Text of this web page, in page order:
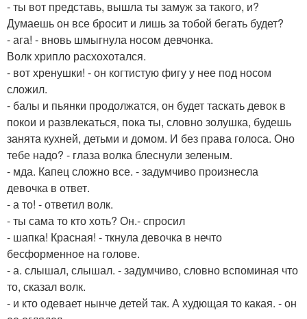
- ты вот представь, вышла ты замуж за такого, и?
Думаешь он все бросит и лишь за тобой бегать будет?
- ага! - вновь шмыгнула носом девчонка.
Волк хрипло расхохотался.
- вот хренушки! - он когтистую фигу у нее под носом
сложил.
- балы и пьянки продолжатся, он будет таскать девок в
покои и развлекаться, пока ты, словно золушка, будешь
занята кухней, детьми и домом. И без права голоса. Оно
тебе надо? - глаза волка блеснули зеленым.
- мда. Капец сложно все. - задумчиво произнесла
девочка в ответ.
- а то! - ответил волк.
- ты сама то кто хоть? Он.- спросил
- шапка! Красная! - ткнула девочка в нечто
бесформенное на голове.
- а. слышал, слышал. - задумчиво, словно вспоминая что
то, сказал волк.
- и кто одевает нынче детей так. А худющая то какая. - он